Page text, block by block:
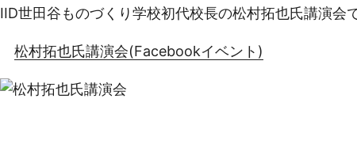
IID世田谷ものづくり学校初代校長の松村拓也氏講演会で
松村拓也氏講演会(Facebookイベント)